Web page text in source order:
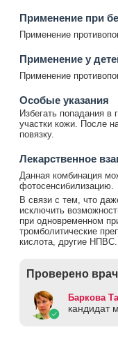
Применение при
Применение
Применение у
Применение
Особые указания
Избегать попадания в
участки кожи. После
повязку.
Лекарственное
Данная комбинация
фотосенсибилизацию.
В связи с тем, что
исключить
при одновременном
тромболитические
кислота, другие НПВС.
Проверено
Баркова
кандидат